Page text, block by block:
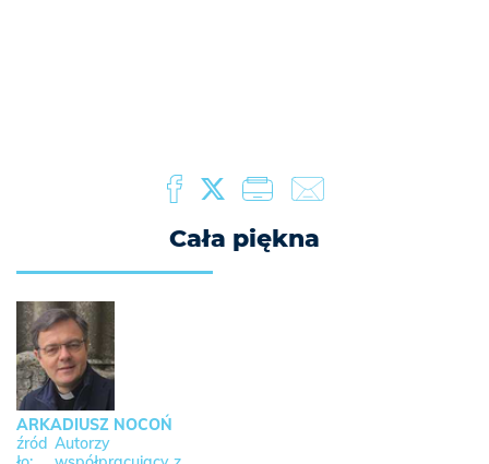
Cała piękna
ARKADIUSZ NOCOŃ
Autorzy